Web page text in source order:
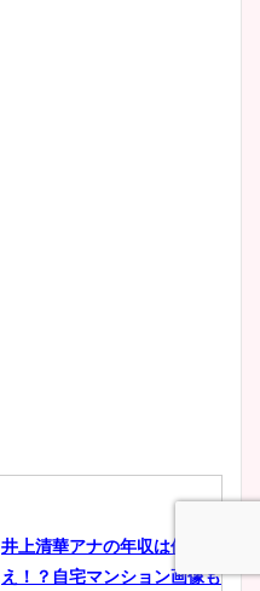
井上清華アナの年収は億越
え！？自宅マンション画像も